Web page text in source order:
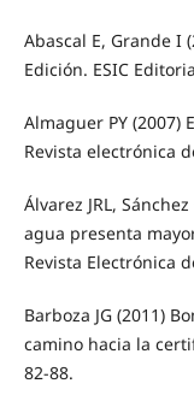
Abascal E, Grande I
Edición. ESIC
Almaguer PY
Revista electrónica
Álvarez JRL,
agua presenta
Revista Electrónica
Barboza JG (2011)
camino hacia la
82-88.